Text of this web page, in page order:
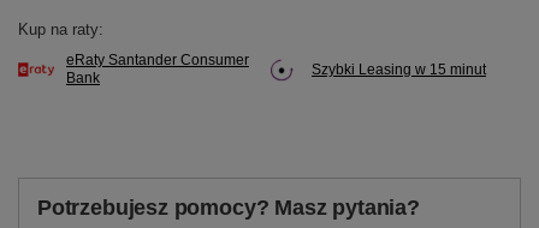
Kup na raty:
eRaty Santander Consumer
Bank
Szybki Leasing w 15 minut
Potrzebujesz pomocy? Masz pytania?